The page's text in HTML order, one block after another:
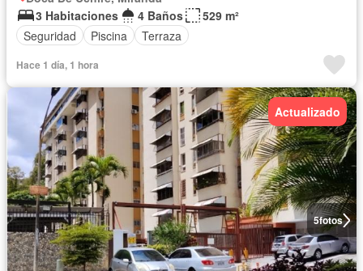
3 Habitaciones
4 Baños
529 m²
Seguridad
Piscina Terraza
Hace 1 día, 1 hora
5fotos
Actualizado